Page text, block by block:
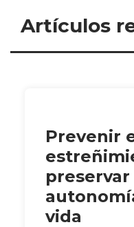
Artículos
Prevenir
vida